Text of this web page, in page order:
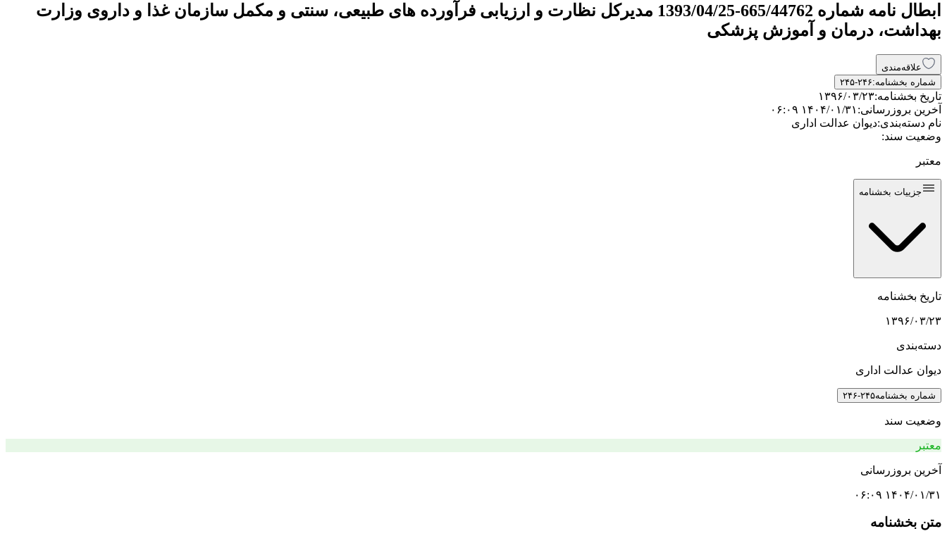
ابطال نامه شماره 665/44762-1393/04/25 مدیرکل نظارت و ارزیابی فرآورده های طبیعی، سنتی و مکمل سازمان غذا و داروی وزارت
بهداشت، درمان و آموزش پزشکی
علاقه‌مندی
شماره بخشنامه:۲۴۵-۲۴۶
تاریخ بخشنامه:۱۳۹۶/۰۳/۲۳
آخرین بروزرسانی: ۱۴۰۴/۰۱/۳۱ ۰۶:۰۹
نام دسته‌بندی:دیوان عدالت اداری
وضعیت سند:
معتبر
جزییات بخشنامه
تاریخ بخشنامه
۱۳۹۶/۰۳/۲۳
دسته‌بندی
دیوان عدالت اداری
شماره بخشنامه۲۴۵-۲۴۶
وضعیت سند
معتبر
آخرین بروزرسانی
۱۴۰۴/۰۱/۳۱ ۰۶:۰۹
متن بخشنامه